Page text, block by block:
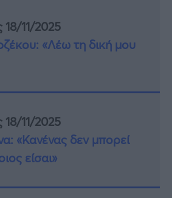
18/11/2025
«Λέω τη δική μου
18/11/2025
«Κανένας δεν μπορεί
είσαι»